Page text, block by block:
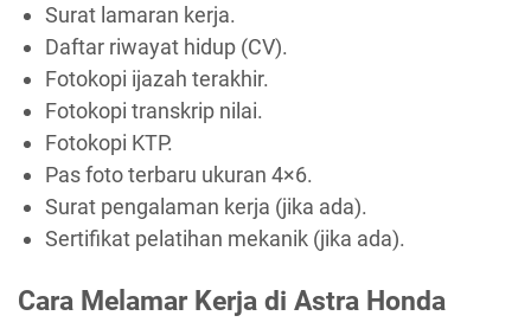
Surat lamaran kerja.
Daftar riwayat hidup (CV).
Fotokopi ijazah terakhir.
Fotokopi transkrip nilai.
Fotokopi KTP.
Pas foto terbaru ukuran 4×6.
Surat pengalaman kerja (jika ada).
Sertifikat pelatihan mekanik (jika ada).
Cara Melamar Kerja di Astra Honda